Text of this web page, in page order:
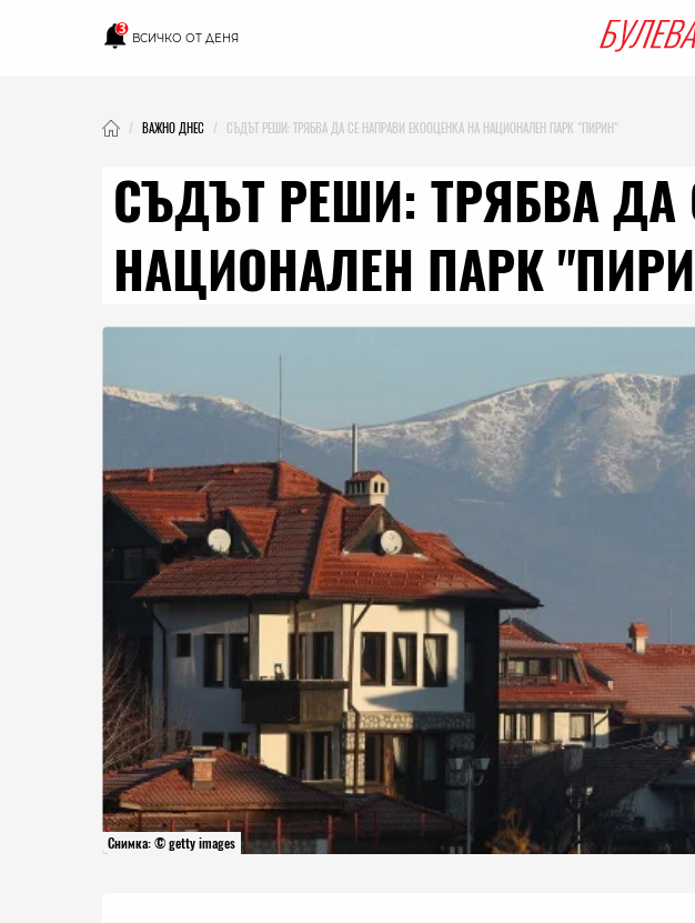
3
ВСИЧКО ОТ ДЕНЯ
ВАЖНО ДНЕС СЪДЪТ РЕШИ: ТРЯБВА ДА СЕ НАПРАВИ ЕКООЦЕНКА НА НАЦИОНАЛЕН ПАРК "ПИРИН"
СЪДЪТ РЕШИ: ТРЯБВА ДА
НАЦИОНАЛЕН ПАРК
Снимка: © getty images